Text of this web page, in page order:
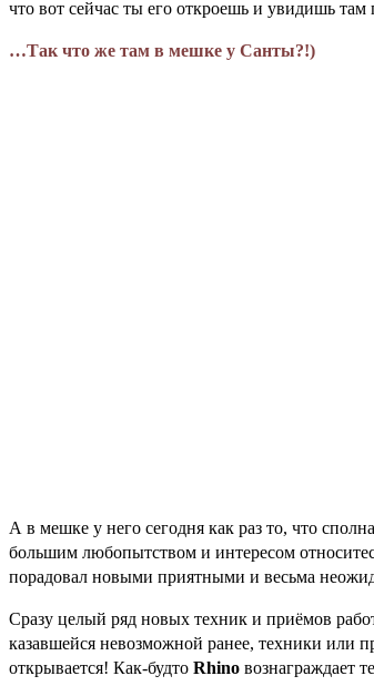
что вот сейчас ты его откроешь и увидишь
…Так что же там в мешке у Санты?!)
А в мешке у него сегодня как раз то, что
большим любопытством и интересом
порадовал новыми приятными и весьма
Сразу целый ряд новых техник и приёмов
казавшейся невозможной ранее, техники или
открывается! Как-будто Rhino вознаграждает